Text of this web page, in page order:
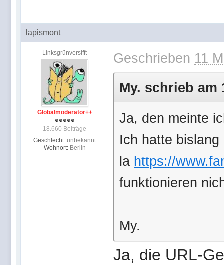
lapismont
Linksgrünversifft
Globalmoderator++
18.660 Beiträge
Geschlecht: unbekannt
Wohnort: Berlin
Geschrieben 11
My. schrieb am
Ja, den meinte
Ich hatte
la https://
funktionieren
My.
Ja, die URL-